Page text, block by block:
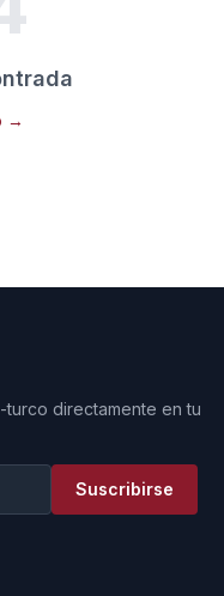
→
directamente en tu
Suscribirse